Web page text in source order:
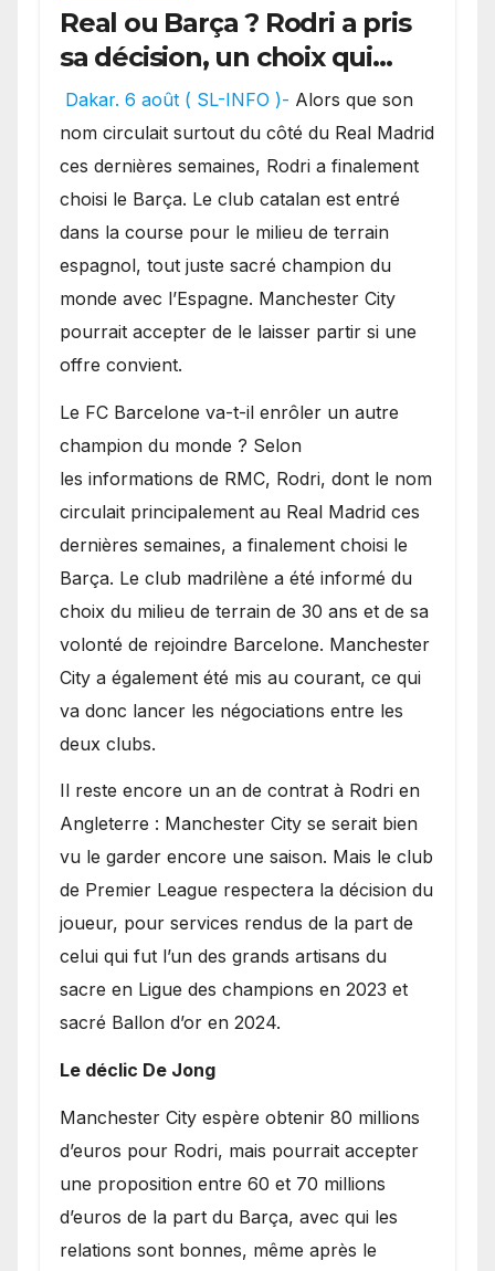
Real ou Barça ? Rodri a pris
sa décision, un choix qui
pourrait faire grand bruit
sur le marché des
transferts.
Dakar. 6 août ( SL-INFO )- Alors que son
nom circulait surtout du côté du Real Madrid
ces dernières semaines, Rodri a finalement
choisi le Barça. Le club catalan est entré
dans la course pour le milieu de terrain
espagnol, tout juste sacré champion du
monde avec l’Espagne. Manchester City
pourrait accepter de le laisser partir si une
offre convient.
​Le FC Barcelone va-t-il enrôler un autre
champion du monde ? Selon
les informations de RMC, Rodri, dont le nom
circulait principalement au Real Madrid ces
dernières semaines, a finalement choisi le
Barça. Le club madrilène a été informé du
choix du milieu de terrain de 30 ans et de sa
volonté de rejoindre Barcelone. Manchester
City a également été mis au courant, ce qui
va donc lancer les négociations entre les
deux clubs.
​Il reste encore un an de contrat à Rodri en
Angleterre : Manchester City se serait bien
vu le garder encore une saison. Mais le club
de Premier League respectera la décision du
joueur, pour services rendus de la part de
celui qui fut l’un des grands artisans du
sacre en Ligue des champions en 2023 et
sacré Ballon d’or en 2024.
Le déclic De Jong
​Manchester City espère obtenir 80 millions
d’euros pour Rodri, mais pourrait accepter
une proposition entre 60 et 70 millions
d’euros de la part du Barça, avec qui les
relations sont bonnes, même après le